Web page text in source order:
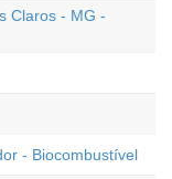
Claros - MG -
- Biocombustível